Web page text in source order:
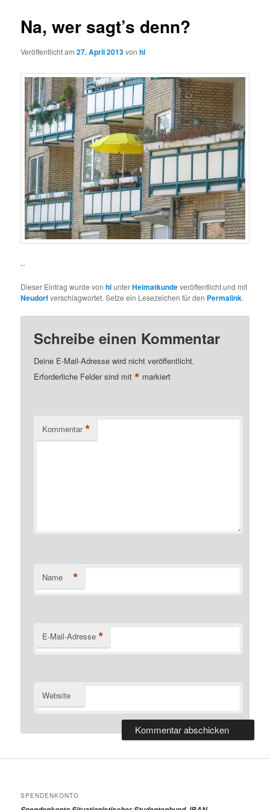
Na, wer sagt’s denn?
Veröffentlicht am27. April 2013vonhl
..
Dieser Eintrag wurde vonhlunterHeimatkundeveröffentlicht und mit
Neudorfverschlagwortet. Setze ein Lesezeichen für den Permalink.
Schreibe einen Kommentar
Deine E-Mail-Adresse wird nicht veröffentlicht.
Erforderliche Felder sind mit* markiert
Kommentar *
Name *
E-Mail-Adresse *
Website
SPENDENKONTO